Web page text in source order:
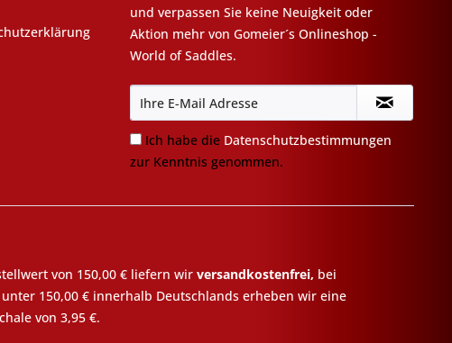
und verpassen Sie keine Neuigkeit oder
Aktion mehr von Gomeier´s Onlineshop -
World of Saddles.
Ich habe die Datenschutzbestimmungen
zur Kenntnis genommen.
von 150,00 € liefern wir versandkostenfrei, bei
150,00 € innerhalb Deutschlands erheben wir eine
von 3,95 €.